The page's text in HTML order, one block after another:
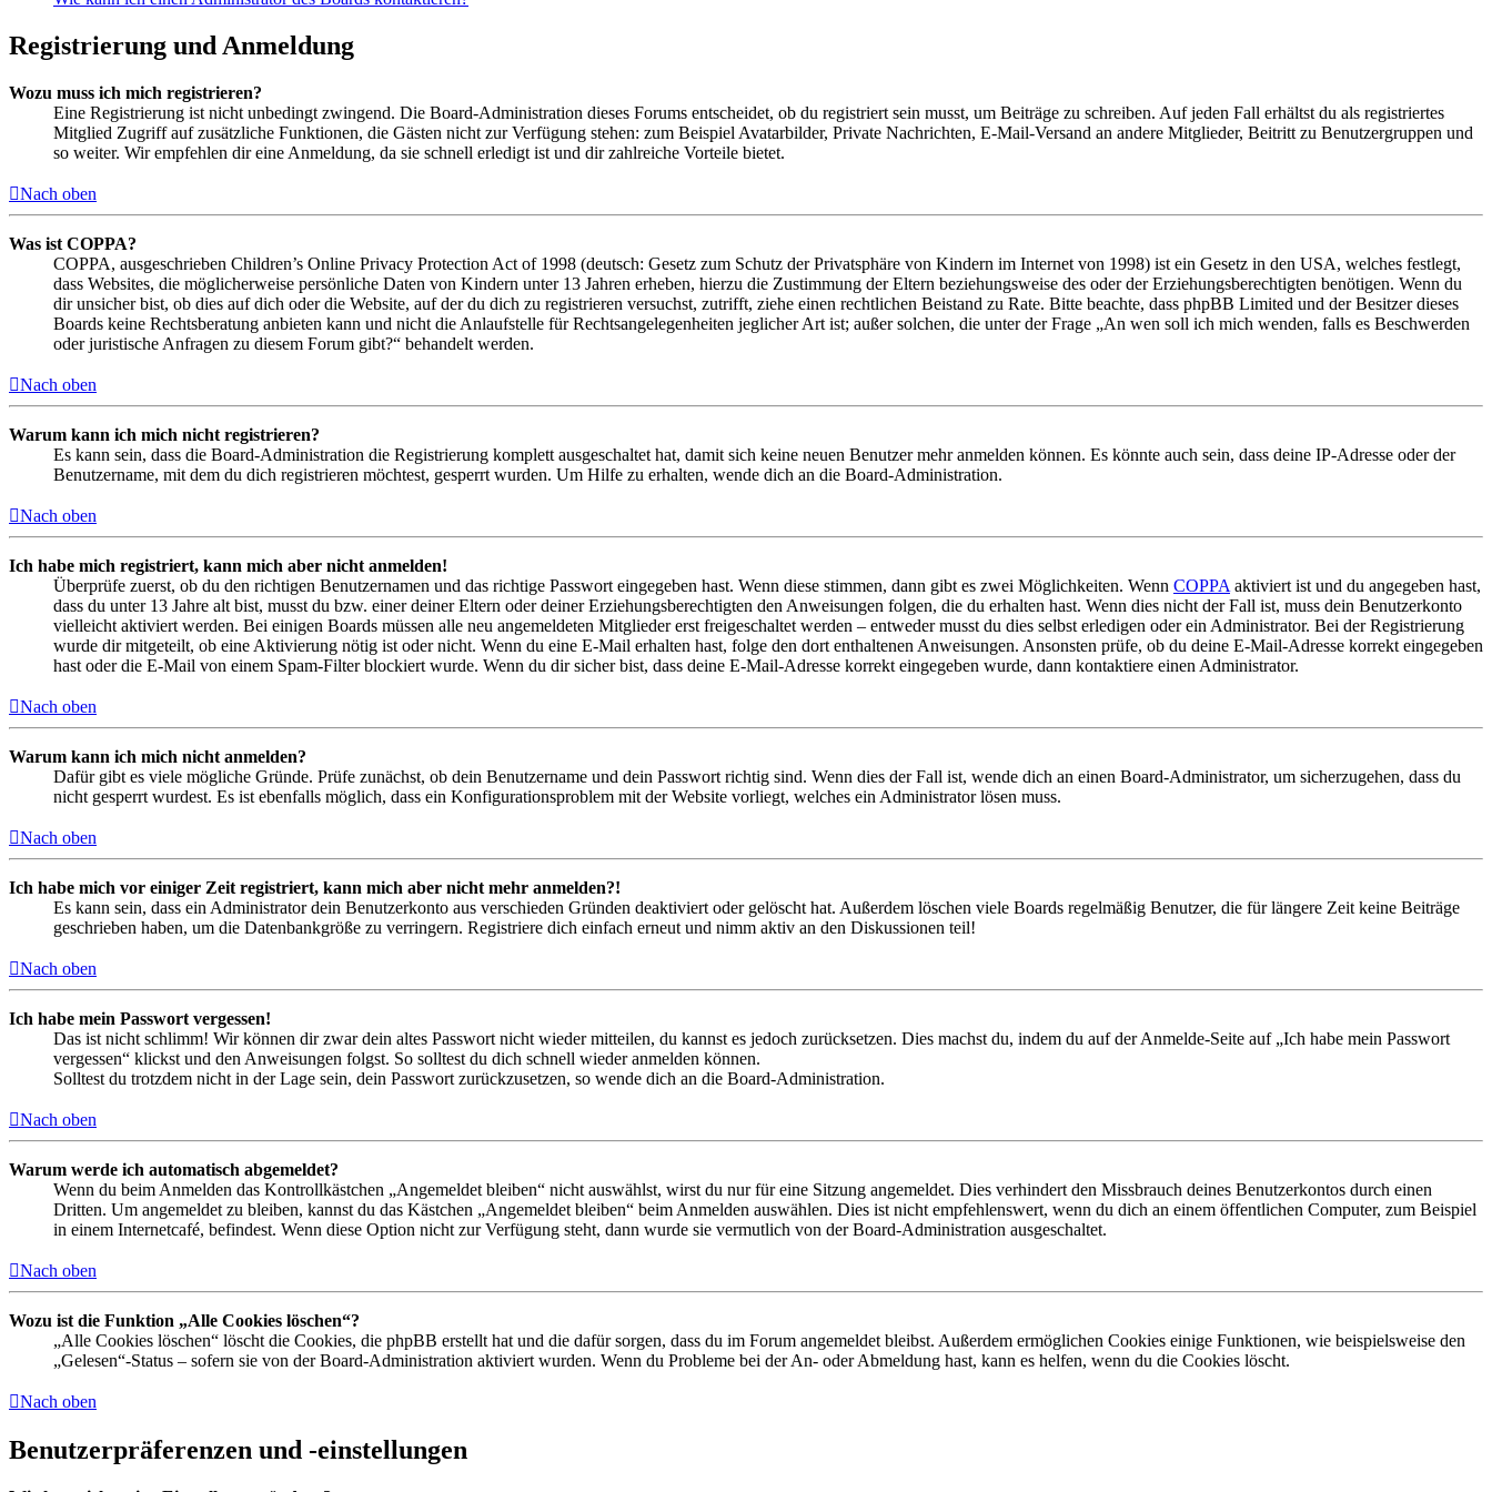
Registrierung und Anmeldung
Wozu muss ich mich registrieren?
Eine Registrierung ist nicht unbedingt zwingend. Die Board-Administration dieses Forums entscheidet, ob du registriert sein musst, um Beiträge zu schreiben. Auf jeden Fall erhältst du als registriertes
Mitglied Zugriff auf zusätzliche Funktionen, die Gästen nicht zur Verfügung stehen: zum Beispiel Avatarbilder, Private Nachrichten, E-Mail-Versand an andere Mitglieder, Beitritt zu Benutzergruppen und
so weiter. Wir empfehlen dir eine Anmeldung, da sie schnell erledigt ist und dir zahlreiche Vorteile bietet.
Nach oben
Was ist COPPA?
COPPA, ausgeschrieben Children’s Online Privacy Protection Act of 1998 (deutsch: Gesetz zum Schutz der Privatsphäre von Kindern im Internet von 1998) ist ein Gesetz in den USA, welches festlegt,
dass Websites, die möglicherweise persönliche Daten von Kindern unter 13 Jahren erheben, hierzu die Zustimmung der Eltern beziehungsweise des oder der Erziehungsberechtigten benötigen. Wenn du
dir unsicher bist, ob dies auf dich oder die Website, auf der du dich zu registrieren versuchst, zutrifft, ziehe einen rechtlichen Beistand zu Rate. Bitte beachte, dass phpBB Limited und der Besitzer dieses
Boards keine Rechtsberatung anbieten kann und nicht die Anlaufstelle für Rechtsangelegenheiten jeglicher Art ist; außer solchen, die unter der Frage „An wen soll ich mich wenden, falls es Beschwerden
oder juristische Anfragen zu diesem Forum gibt?“ behandelt werden.
Nach oben
Warum kann ich mich nicht registrieren?
Es kann sein, dass die Board-Administration die Registrierung komplett ausgeschaltet hat, damit sich keine neuen Benutzer mehr anmelden können. Es könnte auch sein, dass deine IP-Adresse oder der
Benutzername, mit dem du dich registrieren möchtest, gesperrt wurden. Um Hilfe zu erhalten, wende dich an die Board-Administration.
Nach oben
Ich habe mich registriert, kann mich aber nicht anmelden!
Überprüfe zuerst, ob du den richtigen Benutzernamen und das richtige Passwort eingegeben hast. Wenn diese stimmen, dann gibt es zwei Möglichkeiten. Wenn COPPA aktiviert ist und du angegeben hast,
dass du unter 13 Jahre alt bist, musst du bzw. einer deiner Eltern oder deiner Erziehungsberechtigten den Anweisungen folgen, die du erhalten hast. Wenn dies nicht der Fall ist, muss dein Benutzerkonto
vielleicht aktiviert werden. Bei einigen Boards müssen alle neu angemeldeten Mitglieder erst freigeschaltet werden – entweder musst du dies selbst erledigen oder ein Administrator. Bei der Registrierung
wurde dir mitgeteilt, ob eine Aktivierung nötig ist oder nicht. Wenn du eine E-Mail erhalten hast, folge den dort enthaltenen Anweisungen. Ansonsten prüfe, ob du deine E-Mail-Adresse korrekt eingegeben
hast oder die E-Mail von einem Spam-Filter blockiert wurde. Wenn du dir sicher bist, dass deine E-Mail-Adresse korrekt eingegeben wurde, dann kontaktiere einen Administrator.
Nach oben
Warum kann ich mich nicht anmelden?
Dafür gibt es viele mögliche Gründe. Prüfe zunächst, ob dein Benutzername und dein Passwort richtig sind. Wenn dies der Fall ist, wende dich an einen Board-Administrator, um sicherzugehen, dass du
nicht gesperrt wurdest. Es ist ebenfalls möglich, dass ein Konfigurationsproblem mit der Website vorliegt, welches ein Administrator lösen muss.
Nach oben
Ich habe mich vor einiger Zeit registriert, kann mich aber nicht mehr anmelden?!
Es kann sein, dass ein Administrator dein Benutzerkonto aus verschieden Gründen deaktiviert oder gelöscht hat. Außerdem löschen viele Boards regelmäßig Benutzer, die für längere Zeit keine Beiträge
geschrieben haben, um die Datenbankgröße zu verringern. Registriere dich einfach erneut und nimm aktiv an den Diskussionen teil!
Nach oben
Ich habe mein Passwort vergessen!
Das ist nicht schlimm! Wir können dir zwar dein altes Passwort nicht wieder mitteilen, du kannst es jedoch zurücksetzen. Dies machst du, indem du auf der Anmelde-Seite auf „Ich habe mein Passwort
vergessen“ klickst und den Anweisungen folgst. So solltest du dich schnell wieder anmelden können.
Solltest du trotzdem nicht in der Lage sein, dein Passwort zurückzusetzen, so wende dich an die Board-Administration.
Nach oben
Warum werde ich automatisch abgemeldet?
Wenn du beim Anmelden das Kontrollkästchen „Angemeldet bleiben“ nicht auswählst, wirst du nur für eine Sitzung angemeldet. Dies verhindert den Missbrauch deines Benutzerkontos durch einen
Dritten. Um angemeldet zu bleiben, kannst du das Kästchen „Angemeldet bleiben“ beim Anmelden auswählen. Dies ist nicht empfehlenswert, wenn du dich an einem öffentlichen Computer, zum Beispiel
in einem Internetcafé, befindest. Wenn diese Option nicht zur Verfügung steht, dann wurde sie vermutlich von der Board-Administration ausgeschaltet.
Nach oben
Wozu ist die Funktion „Alle Cookies löschen“?
„Alle Cookies löschen“ löscht die Cookies, die phpBB erstellt hat und die dafür sorgen, dass du im Forum angemeldet bleibst. Außerdem ermöglichen Cookies einige Funktionen, wie beispielsweise den
„Gelesen“-Status – sofern sie von der Board-Administration aktiviert wurden. Wenn du Probleme bei der An- oder Abmeldung hast, kann es helfen, wenn du die Cookies löscht.
Nach oben
Benutzerpräferenzen und -einstellungen